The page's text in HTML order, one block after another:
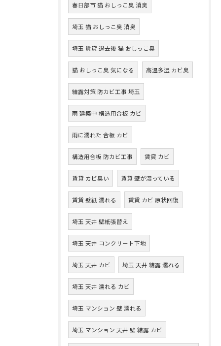
春日部市 猫 おしっこ臭 消臭
埼玉 猫 おしっこ臭 消臭
埼玉 賃貸 退去後 猫 おしっこ臭
猫 おしっこ臭 気になる 高温多湿 カビ臭
結露対策 防カビ工事 埼玉
雨 建築中 構造用合板 カビ
雨に濡れた 合板 カビ
構造用合板 防カビ工事 賃貸 カビ
賃貸 カビ臭い 賃貸 壁が湿っている
賃貸 壁紙 濡れる 賃貸 カビ 原状回復
埼玉 天井 壁紙張替え
埼玉 天井 コンクリート下地
埼玉 天井 カビ 埼玉 天井 結露 濡れる
埼玉 天井 濡れる カビ
埼玉 マンション 壁 濡れる
埼玉 マンション 天井 壁 結露 カビ